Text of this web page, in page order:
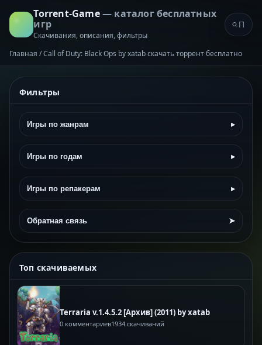
Torrent-Game— каталог бесплатных
игр
Скачивания, описания, фильтры
Главная /Call of Duty: Black Ops by xatab скачать торрент бесплатно
Фильтры
Игры по жанрам ▸
Игры по годам ▸
Игры по репакерам ▸
Обратная связь ➤
Топ скачиваемых
Terraria v.1.4.5.2 [Архив] (2011) by xatab
0 комментариев1934 скачиваний